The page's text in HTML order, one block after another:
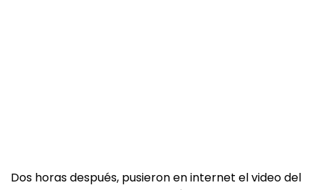
Dos horas después, pusieron en internet el video del